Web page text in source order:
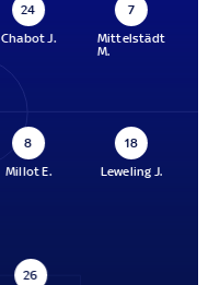
24
Chabot J.
7
Mittelstädt
M.
8
Millot E.
18
Leweling J.
26